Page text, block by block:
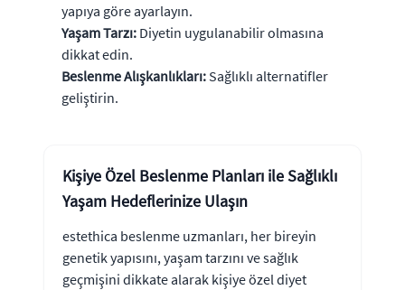
yapıya göre ayarlayın.
Yaşam Tarzı: Diyetin uygulanabilir olmasına
dikkat edin.
Beslenme Alışkanlıkları: Sağlıklı alternatifler
geliştirin.
Kişiye Özel Beslenme Planları ile Sağlıklı
Yaşam Hedeflerinize Ulaşın
estethica beslenme uzmanları, her bireyin
genetik yapısını, yaşam tarzını ve sağlık
geçmişini dikkate alarak kişiye özel diyet